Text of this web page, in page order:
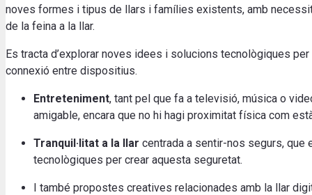
noves formes i tipus de llars i famílies existents, amb
de la feina a la llar.
Es tracta d’explorar noves idees i solucions tecnològiques
connexió entre dispositius.
Entreteniment, tant pel que fa a televisió, música o
amigable, encara que no hi hagi proximitat física com
Tranquil·litat a la llar centrada a sentir-nos segurs, que
tecnològiques per crear aquesta seguretat.
I també propostes creatives relacionades amb la llar